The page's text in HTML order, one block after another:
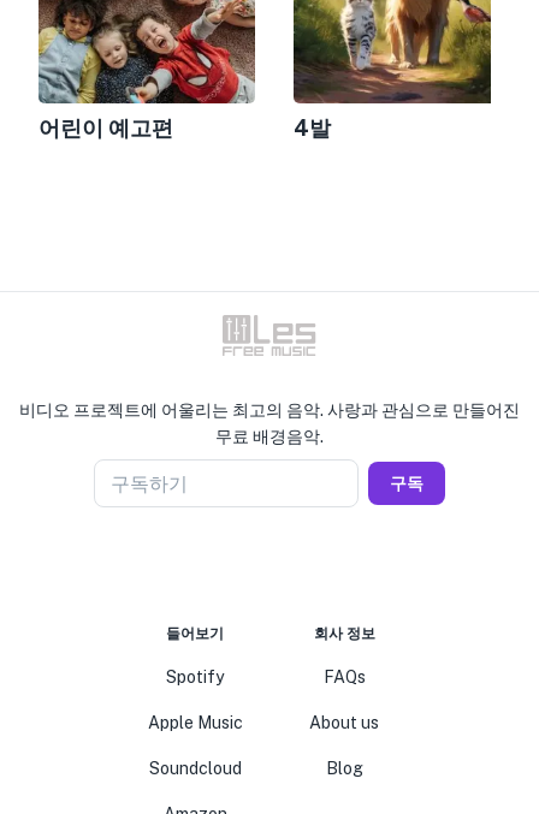
어린이 예고편 4발
비디오 프로젝트에 어울리는 최고의 음악. 사랑과 관심으로 만들어진
무료 배경음악.
구독하기 구독
들어보기
Spotify
Apple Music
Soundcloud
회사 정보
FAQs
About us
Blog